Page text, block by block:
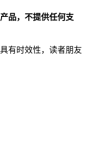
品，不提供任何支
有时效性，读者朋友